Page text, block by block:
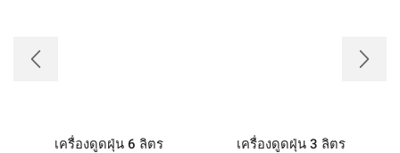
เครื่องดูดฝุ่น 6 ลิตร เครื่องดูดฝุ่น 3 ลิตร